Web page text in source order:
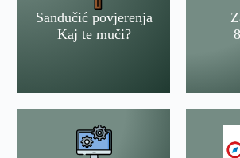
Sandučić povjerenja
Kaj te muči?